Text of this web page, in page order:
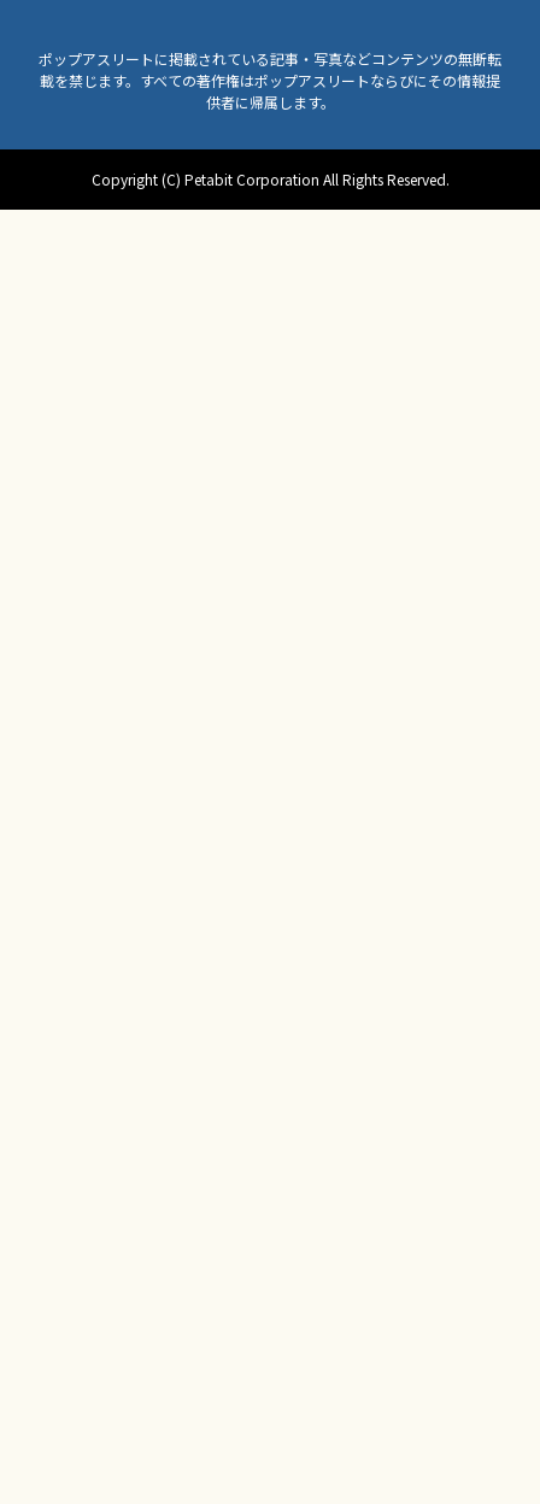
ポップアスリートに掲載されている記事・写真などコンテンツの無断転
載を禁じます。すべての著作権はポップアスリートならびにその情報提
供者に帰属します。
Copyright (C) Petabit Corporation All Rights Reserved.